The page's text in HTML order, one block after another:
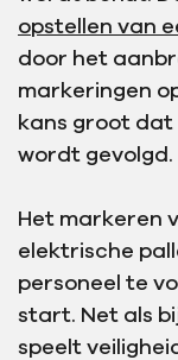
opstellen van
door het
markeringen
kans groot
wordt gevolgd.
Het markeren
elektrische
personeel te
start. Net als
speelt